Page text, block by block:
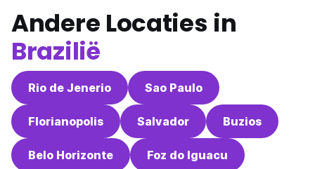
Andere Locaties in
Brazilië
Rio de Jenerio Sao Paulo
Florianopolis Salvador Buzios
Belo Horizonte Foz do Iguacu